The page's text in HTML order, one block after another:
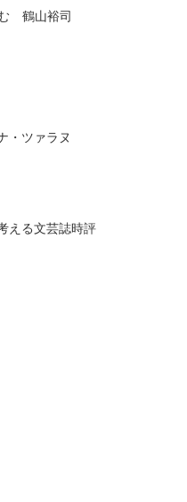
鶴山裕司
・ツァラヌ
える文芸誌時評